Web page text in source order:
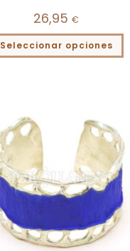
26,95 €
Seleccionar opciones